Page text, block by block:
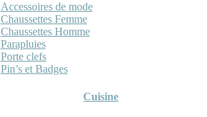
Accessoires de mode
Chaussettes Femme
Chaussettes Homme
Parapluies
Porte clefs
Pin’s et Badges
Cuisine